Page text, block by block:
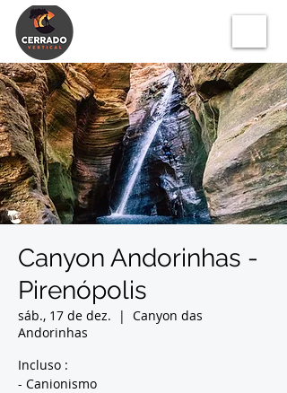
Canyon Andorinhas -
Pirenópolis
sáb., 17 de dez.
  |
Canyon das
Andorinhas
Incluso :
- Canionismo